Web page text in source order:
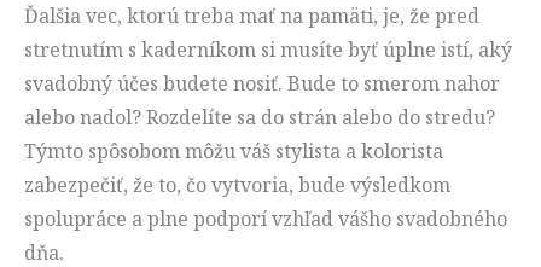
Ďalšia vec, ktorú treba mať na pamäti, je, že pred
stretnutím s kaderníkom si musíte byť úplne istí, aký
svadobný účes budete nosiť. Bude to smerom nahor
alebo nadol? Rozdelíte sa do strán alebo do stredu?
Týmto spôsobom môžu váš stylista a kolorista
zabezpečiť, že to, čo vytvoria, bude výsledkom
spolupráce a plne podporí vzhľad vášho svadobného
dňa.